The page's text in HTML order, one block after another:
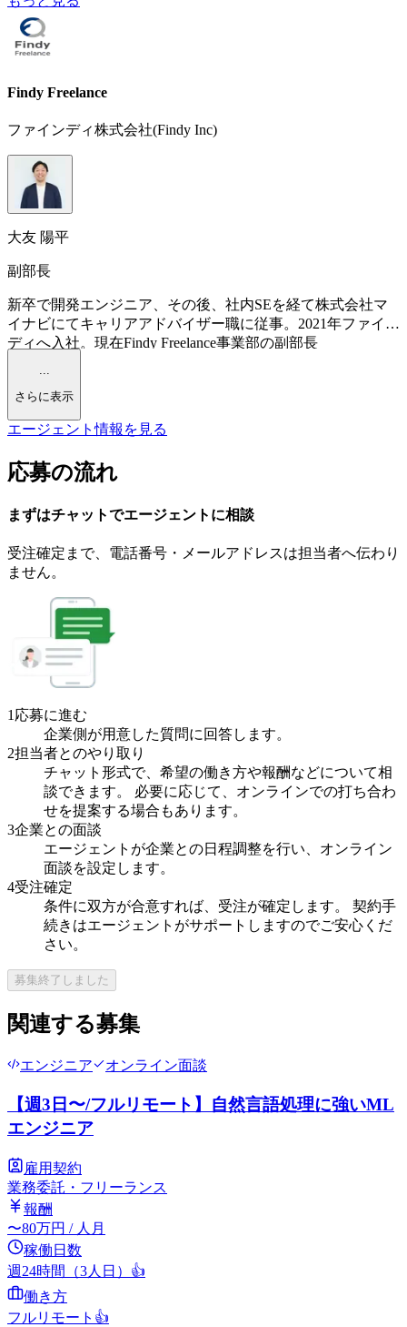
Findy Freelance
ファインディ株式会社(Findy Inc)
大友 陽平
副部長
新卒で開発エンジニア、その後、社内SEを経て株式会社マ
イナビにてキャリアアドバイザー職に従事。2021年ファイン
ディへ入社。現在Findy Freelance事業部の副部長
...
さらに表示
エージェント情報を見る
応募の流れ
まずはチャットでエージェント に相談
受注確定まで、 電話番号・メールアドレスは担当者へ伝わり
ません。
1 応募に進む
企業側が用意した質問に回答します。
2担当者とのやり取り
チャット形式で、希望の働き方や報酬などについて相
談できます。 必要に応じて、オンラインでの打ち合わ
せを提案する場合もあります。
3企業との面談
エージェントが企業との日程調整を行い、オンライン
面談を設定します。
4受注確定
条件に双方が合意すれば、受注が確定します。 契約手
続きはエージェントがサポートしますのでご安心くだ
さい。
募集終了しました
関連する募集
エンジニア オンライン面談
【週3日〜/フルリモート】自然言語処理に強いML
エンジニア
雇用契約
業務委託・フリーランス
報酬
〜80万円 / 人月
稼働日数
週24時間（3人日） 👍
働き方
フルリモート 👍